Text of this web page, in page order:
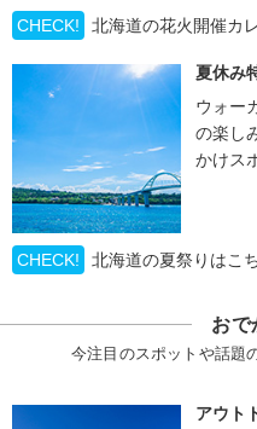
CHECK!
北海道の花火開催カ
夏休み
ウォー
の楽し
かけス
CHECK! 北海道の夏祭りはこ
おで
今注目のスポットや話題
アウト